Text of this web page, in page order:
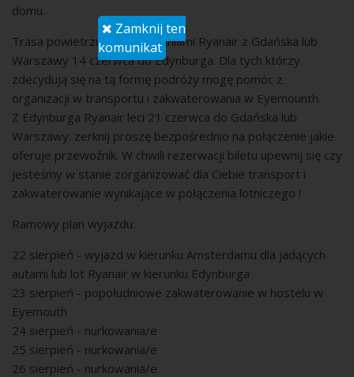
domu.
Trasa powietrzna to np. lot liniami Ryanair z Gdańska lub
Warszawy 14 czerwca do Edynburga. Dla tych którzy
zdecydują się na tą formę podróży mogę pomóc z
organizacji w transportu i zakwaterowania w Eyemounth.
Z Edynburga Ryanair leci 21 czerwca do Gdańska lub
Warszawy. zerknij proszę bezpośrednio na połączenie jakie
oferuje przewoźnik. W chwili rezerwacji biletu upewnij się czy
jesteśmy w stanie zorganizować dla Ciebie transport i
zakwaterowanie wynikające w połączenia lotniczego !
Ramowy plan wyjazdu:
22 sierpień - wyjazd w kierunku Amsterdamu dla jadących
autami lub lot Ryanair w kierunku Edynburga
23 sierpień - popołudniowe zakwaterowanie w hostelu w
Eyemouth
24 sierpień - nurkowania/e
25 sierpień - nurkowania/e
26 sierpień - nurkowania/e
Zamknij ten
komunikat